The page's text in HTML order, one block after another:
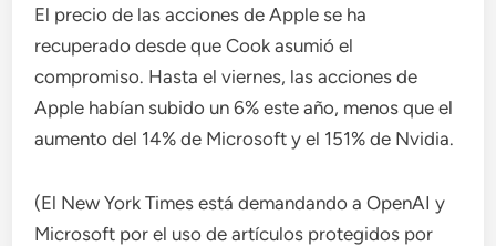
El precio de las acciones de Apple se ha
recuperado desde que Cook asumió el
compromiso. Hasta el viernes, las acciones de
Apple habían subido un 6% este año, menos que el
aumento del 14% de Microsoft y el 151% de Nvidia.
(El New York Times está demandando a OpenAI y
Microsoft por el uso de artículos protegidos por